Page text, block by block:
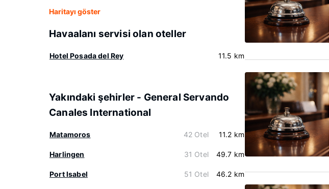
Haritayı göster
Havaalanı servisi olan oteller
Hotel Posada del Rey 11.5 km
Yakındaki şehirler - General Servando
Canales International
Matamoros 42 Otel 11.2 km
Harlingen 31 Otel 49.7 km
Port Isabel 51 Otel 46.2 km